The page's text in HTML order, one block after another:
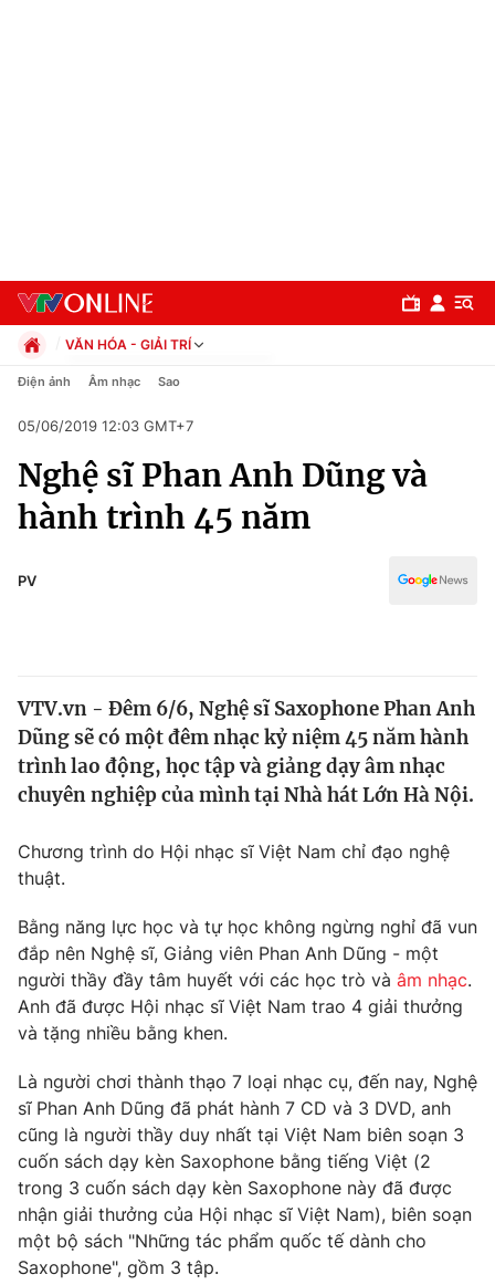
Chuyên mục
Chính trị
Thế giới
Tin tức
Thế giới đó đây
Câu chuyện quốc tế
Tài chính
Góc doanh nghiệp
Dữ liệu và đời sống
Truyền hình
Phim VTV
Hậu trường
Nhân vật
Khán giả
Giải sao mai
Giải trí
Âm nhạc
Sao
Đời sống
Du lịch
Làm đẹp
Chất lượng cuộc sống
Giáo dục
Tuyển sinh
Học trực tuyến
Công nghệ
Hitech Công nghệ tương lai
Giao lưu trực tuyến
VĂN HÓA - GIẢI TRÍ
Chính trị
Pháp luật
Kinh tế
Thể thao
Truyền hình
Điện ảnh Âm nhạc Sao
05/06/2019 12:03 GMT+7
Nghệ sĩ Phan Anh Dũng và
hành trình 45 năm
PV
VTV.vn - Đêm 6/6, Nghệ sĩ Saxophone Phan Anh
Dũng sẽ có một đêm nhạc kỷ niệm 45 năm hành
trình lao động, học tập và giảng dạy âm nhạc
chuyên nghiệp của mình tại Nhà hát Lớn Hà Nội.
Chương trình do Hội nhạc sĩ Việt Nam chỉ đạo nghệ
thuật.
Bằng năng lực học và tự học không ngừng nghỉ đã vun
đắp nên Nghệ sĩ, Giảng viên Phan Anh Dũng - một
người thầy đầy tâm huyết với các học trò và âm nhạc.
Anh đã được Hội nhạc sĩ Việt Nam trao 4 giải thưởng
và tặng nhiều bằng khen.
Là người chơi thành thạo 7 loại nhạc cụ, đến nay, Nghệ
sĩ Phan Anh Dũng đã phát hành 7 CD và 3 DVD, anh
cũng là người thầy duy nhất tại Việt Nam biên soạn 3
cuốn sách dạy kèn Saxophone bằng tiếng Việt (2
trong 3 cuốn sách dạy kèn Saxophone này đã được
nhận giải thưởng của Hội nhạc sĩ Việt Nam), biên soạn
một bộ sách "Những tác phẩm quốc tế dành cho
Saxophone", gồm 3 tập.